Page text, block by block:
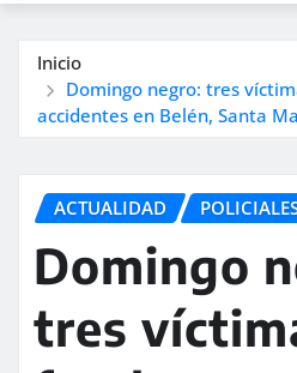
Inicio
Domingo negro: tres
accidentes en Belén, Santa
ACTUALIDAD
Domingo
tres